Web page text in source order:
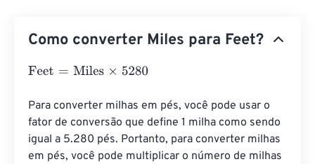
Como converter Miles para Feet?
Feet= Miles×5280
Para converter milhas em pés, você pode usar o
fator de conversão que define 1 milha como sendo
igual a 5.280 pés. Portanto, para converter milhas
em pés, você pode multiplicar o número de milhas